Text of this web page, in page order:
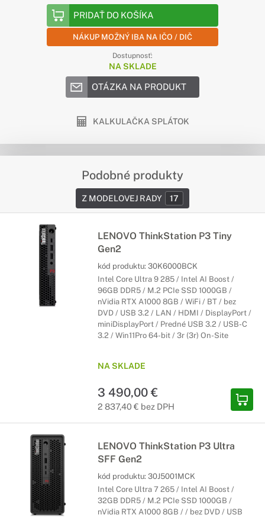
PRIDAŤ DO KOŠÍKA
NÁKUP MOŽNÝ IBA NA IČO / DIČ
Dostupnosť:
NA SKLADE
OTÁZKA NA PRODUKT
KALKULAČKA SPLÁTOK
Podobné produkty
Z MODELOVEJ RADY 17
LENOVO ThinkStation P3 Tiny
Gen2
kód produktu: 30K6000BCK
Intel Core Ultra 9 285 / Intel AI Boost /
96GB DDR5 / M.2 PCIe SSD 1000GB /
nVidia RTX A1000 8GB / WiFi / BT / bez
DVD / USB 3.2 / LAN / HDMI / DisplayPort /
miniDisplayPort / Predné USB 3.2 / USB-C
3.2 / Win11Pro 64-bit / 3r (3r) On-Site
NA SKLADE
3 490,00 €
2 837,40 € bez DPH
LENOVO ThinkStation P3 Ultra
SFF Gen2
kód produktu: 30J5001MCK
Intel Core Ultra 7 265 / Intel AI Boost /
32GB DDR5 / M.2 PCIe SSD 1000GB /
nVidia RTX A1000 8GB / / bez DVD / USB